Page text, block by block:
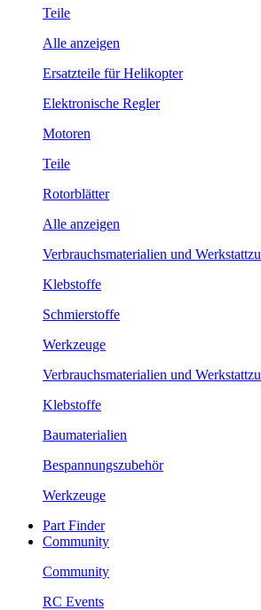
Teile
Alle anzeigen
Ersatzteile für Helikopter
Elektronische Regler
Motoren
Teile
Rotorblätter
Alle anzeigen
Verbrauchsmaterialien und
Klebstoffe
Schmierstoffe
Werkzeuge
Verbrauchsmaterialien und
Klebstoffe
Baumaterialien
Bespannungszubehör
Werkzeuge
Part Finder
Community
Community
RC Events